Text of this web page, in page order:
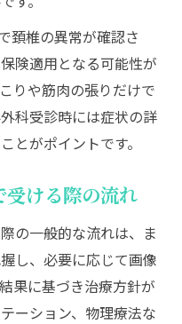
頚椎の異常が確認さ
険適用となる可能性が
りや筋肉の張りだけで
科受診時には症状の詳
とがポイントです。
ける際の流れ
の一般的な流れは、ま
し、必要に応じて画像
果に基づき治療方針が
ーション、物理療法な